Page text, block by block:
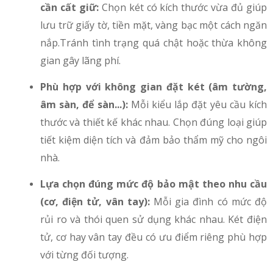
cần cất giữ: Chọn két có kích thước vừa đủ giúp
lưu trữ giấy tờ, tiền mặt, vàng bạc một cách ngăn
nắp.Tránh tình trạng quá chật hoặc thừa không
gian gây lãng phí.
Phù hợp với không gian đặt két (âm tường,
âm sàn, để sàn...): Mỗi kiểu lắp đặt yêu cầu kích
thước và thiết kế khác nhau. Chọn đúng loại giúp
tiết kiệm diện tích và đảm bảo thẩm mỹ cho ngôi
nhà.
Lựa chọn đúng mức độ bảo mật theo nhu cầu
(cơ, điện tử, vân tay): Mỗi gia đình có mức độ
rủi ro và thói quen sử dụng khác nhau. Két điện
tử, cơ hay vân tay đều có ưu điểm riêng phù hợp
với từng đối tượng.